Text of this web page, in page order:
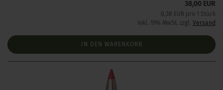
38,00 EUR
0,38 EUR pro 1 Stück
inkl. 19% MwSt. zzgl. Versand
IN DEN WARENKORB